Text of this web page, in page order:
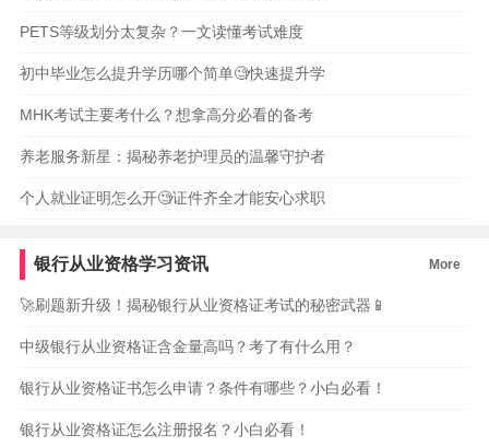
PETS等级划分太复杂？一文读懂考试难度
初中毕业怎么提升学历哪个简单🧐快速提升学
MHK考试主要考什么？想拿高分必看的备考
养老服务新星：揭秘养老护理员的温馨守护者
个人就业证明怎么开🧐证件齐全才能安心求职
银行从业资格学习资讯 More
🚀刷题新升级！揭秘银行从业资格证考试的秘密武器📱
中级银行从业资格证含金量高吗？考了有什么用？
银行从业资格证书怎么申请？条件有哪些？小白必看！
银行从业资格证怎么注册报名？小白必看！